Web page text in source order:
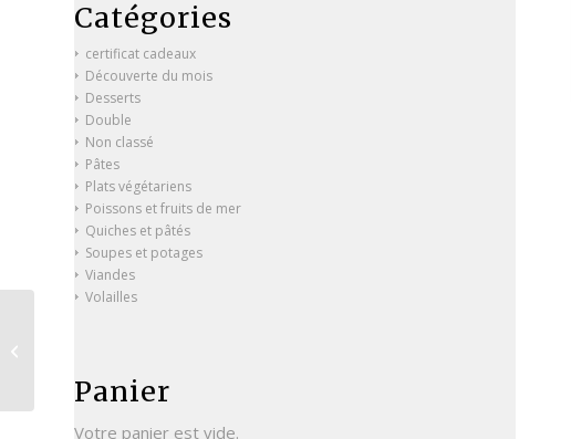
Catégories
certificat cadeaux
Découverte du mois
Desserts
Double
Non classé
Pâtes
Plats végétariens
Poissons et fruits de mer
Quiches et pâtés
Soupes et potages
Viandes
Volailles
Panier
Votre panier est vide.